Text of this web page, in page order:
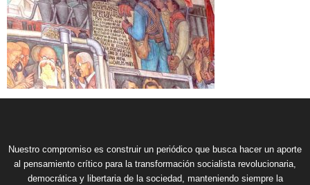
Nuestro compromiso es construir un periódico que busca hacer un aporte
al pensamiento crítico para la transformación socialista revolucionaria,
democrática y libertaria de la sociedad, manteniendo siempre la